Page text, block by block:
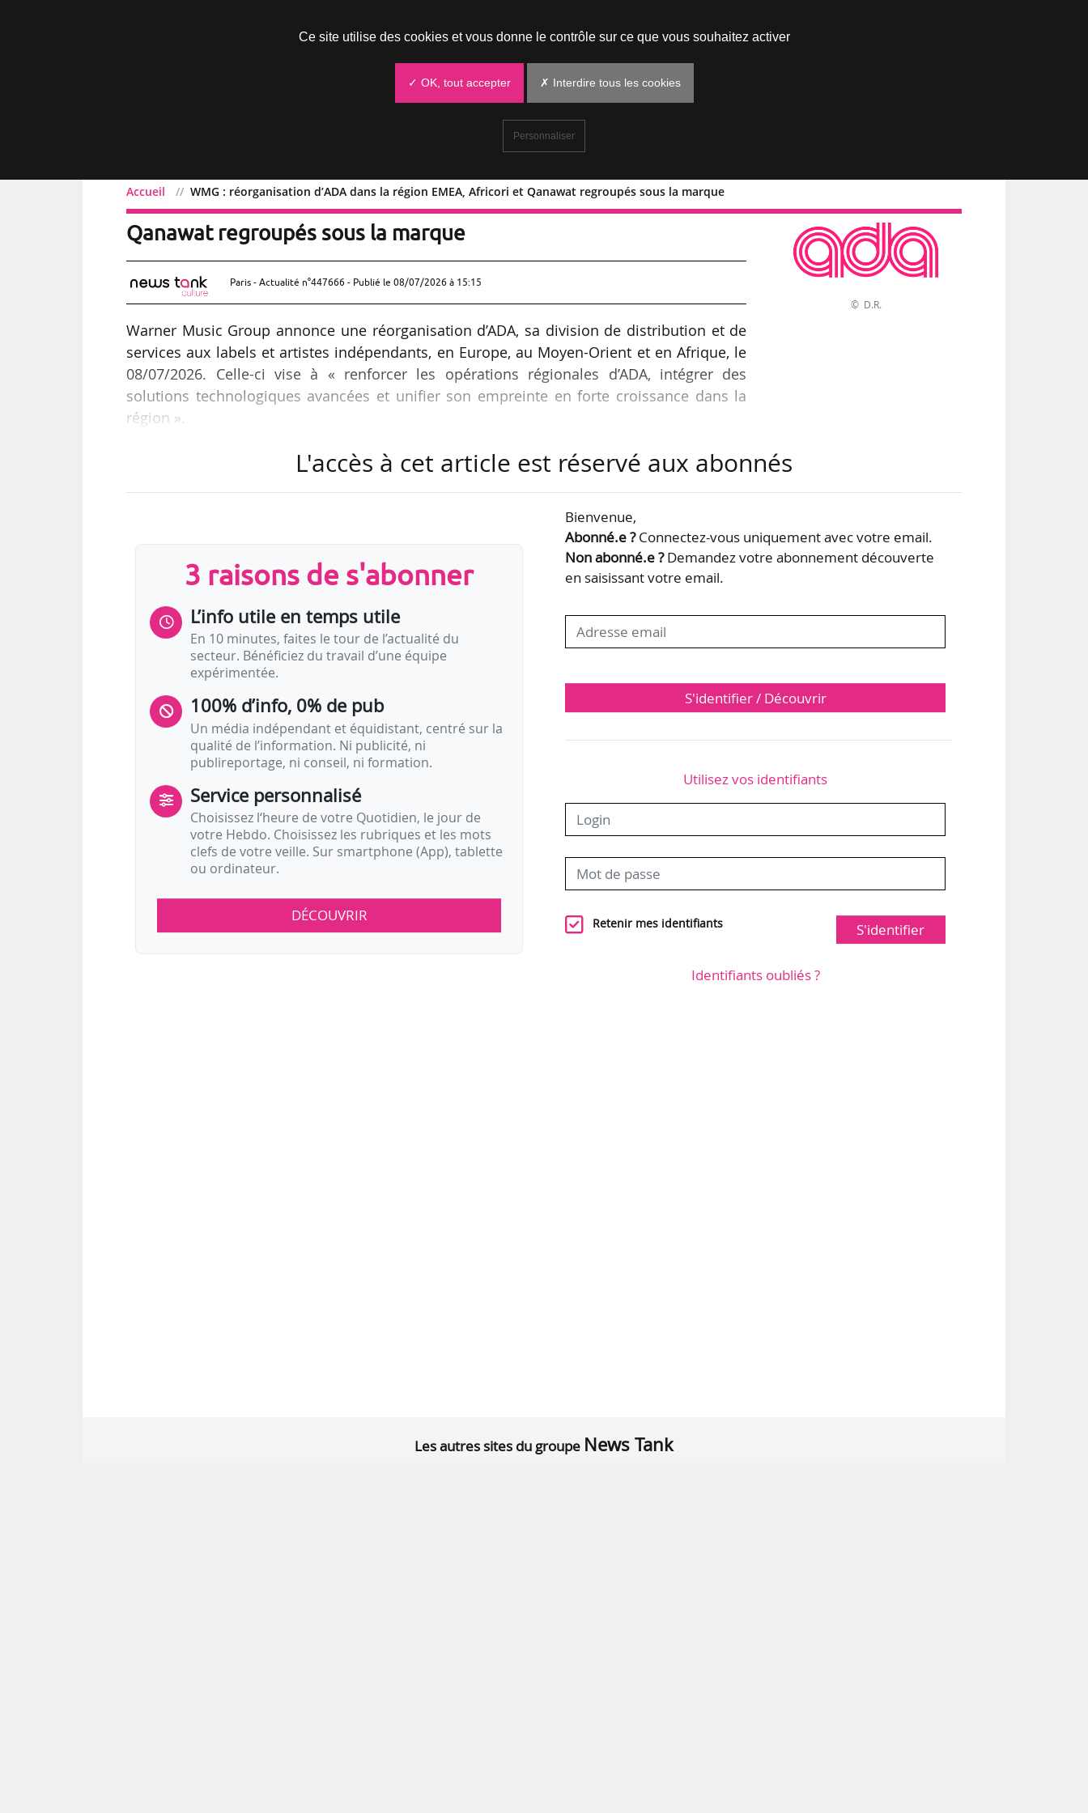
Accueil WMG : réorganisation d’ADA dans la région EMEA, Africori et Qanawat regroupés sous la marque
WMG : réorganisation d’ADA dans la région EMEA, Africori et
Qanawat regroupés sous la marque
Paris - Actualité n°447666 - Publié le 08/07/2026 à 15:15
Warner Music Group annonce une réorganisation d’ADA, sa division de distribution et de
services aux labels et artistes indépendants, en Europe, au Moyen-Orient et en Afrique, le
08/07/2026. Celle-ci vise à « renforcer les opérations régionales d’ADA, intégrer des
solutions technologiques avancées et unifier son empreinte en forte croissance dans la
région ».
Dans ce cadre, Howard Corner est nommé au poste nouvellement créé de « head of ADA »
dans la région et de mettre en place une organisation A&R et commerciale à l’échelle de la
© D.R.
L'accès à cet article est réservé aux abonnés
3 raisons de s'abonner
L’info utile en temps utile
En 10 minutes, faites le tour de l’actualité du
secteur. Bénéficiez du travail d’une équipe
expérimentée.
100% d’info, 0% de pub
Un média indépendant et équidistant, centré sur la
qualité de l’information. Ni publicité, ni
publireportage, ni conseil, ni formation.
Service personnalisé
Choisissez l‘heure de votre Quotidien, le jour de
votre Hebdo. Choisissez les rubriques et les mots
clefs de votre veille. Sur smartphone (App), tablette
ou ordinateur.
DÉCOUVRIR
Bienvenue,
Abonné.e ?Connectez-vous uniquement avec votre email.
Non abonné.e ?Demandez votre abonnement découverte
en saisissant votre email.
S'identifier / Découvrir
Utilisez vos identifiants
Retenir mes identifiants S'identifier
Identifiants oubliés ?
Les autres sites du groupe News Tank
Ce site utilise des cookies et vous donne le contrôle sur ce que vous souhaitez activer
✓ OK, tout accepter ✗ Interdire tous les cookies
Personnaliser